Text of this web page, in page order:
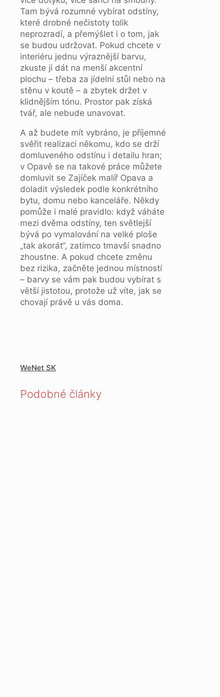
Tam bývá rozumné vybírat odstíny,
které drobné nečistoty tolik
neprozradí, a přemýšlet i o tom, jak
se budou udržovat. Pokud chcete v
interiéru jednu výraznější barvu,
zkuste ji dát na menší akcentní
plochu – třeba za jídelní stůl nebo na
stěnu v koutě – a zbytek držet v
klidnějším tónu. Prostor pak získá
tvář, ale nebude unavovat.
A až budete mít vybráno, je příjemné
svěřit realizaci někomu, kdo se drží
domluveného odstínu i detailu hran;
v Opavě se na takové práce můžete
domluvit se Zajíček malíř Opava a
doladit výsledek podle konkrétního
bytu, domu nebo kanceláře. Někdy
pomůže i malé pravidlo: když váháte
mezi dvěma odstíny, ten světlejší
bývá po vymalování na velké ploše
„tak akorát“, zatímco tmavší snadno
zhoustne. A pokud chcete změnu
bez rizika, začněte jednou místností
– barvy se vám pak budou vybírat s
větší jistotou, protože už víte, jak se
chovají právě u vás doma.
WeNet SK
Podobné články